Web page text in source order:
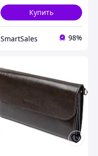
Купить
SmartSales 98%